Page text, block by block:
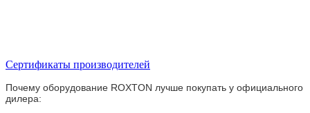
Сертификаты производителей
Почему оборудование ROXTON лучше покупать у официального
дилера: